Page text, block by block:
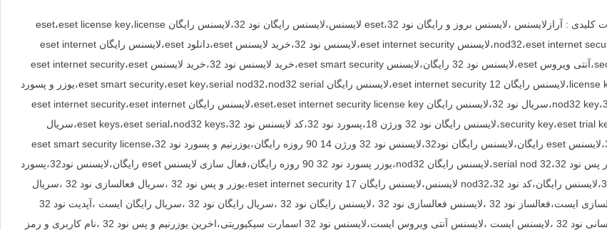
کلمات کلیدی : آرازلایسنس ،لایسنس بروز و رایگان نود 32،eset لایسنس،لایسنس رایگان نود 32،لایسنس رایگان eset،eset license key،license
nod32،eset internet security،لایسنس eset internet security،لایسنس نود 32،خرید لایسنس eset،دانلود eset،لایسنس رایگان eset internet
security،آنتی ویروس eset،لایسنس نود 32 رایگان،لایسنس eset smart security،خرید لایسنس نود 32،خرید لایسنس eset internet security،eset
license key free،لایسنس رایگان eset internet security 12،لایسنس رایگان eset smart security،eset key،serial nod32،nod32 serial،یوزر و پسورد
نود 32،nod32 key،سریال نود 32،لایسنس رایگان eset،eset internet security license key،لایسنس رایگان eset internet security،eset internet
security key،eset trial key،لایسنس رایگان نود 32 ورژن 18،پسورد نود 32،کد لایسنس نود 32،eset keys،eset serial،nod32 keys،سریال
نود32،لایسنس eset رایگان،لایسنس رایگان نود32،لایسنس نود 32 ورژن 14 90 روزه رایگان،یوزرنیم و پسورد نود 32،eset smart security license
key،یوزر پس نود 32،serial nod 32،لایسنس رایگان nod32،یوزر پسورد نود 32 90 روزه رایگان،فعال سازی لایسنس eset رایگان،لایسنس نود32،پسورد
نود 32،لایسنس رایگان،کد نود 32،nod32 لایسنس،لایسنس رایگان eset internet security 17،یوزر و پس نود 32 ،سریال فعالسازی نود 32 ،سریال
فعالسازی ایست،فعالساز نود 32 ،لایسنس فعالسازی نود 32 ،لایسنس رایگان نود 32 ،سریال رایگان نود 32 ،سریال رایگان ایست ،آپدیت نود 32
،بروزرسانی نود 32 ،لایسنس ایست ،لایسنس آنتی ویروس ایست،لایسنس نود 32 اسمارت سیکیوریتی،اخرین یوزرنیم و پس نود 32 ،نام کاربری و رمز